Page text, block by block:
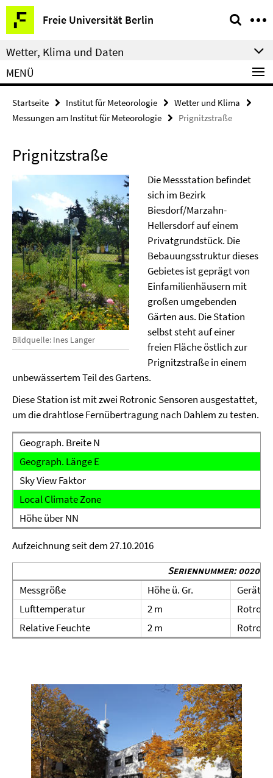
Springe
direkt
zu
Inhalt
Freie Universität Berlin
Service-
Navigation
Wetter, Klima und Daten
MENÜ
Startseite Institut für Meteorologie
Wetter und Klima
Messungen am Institut für Meteorologie
Prignitzstraße
Prignitzstraße
Bildquelle: Ines Langer
Die Messstation befindet
sich im Bezirk
Biesdorf/Marzahn-
Hellersdorf auf einem
Privatgrundstück. Die
Bebauungsstruktur dieses
Gebietes ist geprägt von
Einfamilienhäusern mit
großen umgebenden
Gärten aus. Die Station
selbst steht auf einer
freien Fläche östlich zur
Prignitzstraße in einem
unbewässertem Teil des Gartens.
Diese Station ist mit zwei Rotronic Sensoren ausgestattet,
um die drahtlose Fernübertragung nach Dahlem zu testen.
Geograph. Breite N
Geograph. Länge E
Sky View Faktor
Local Climate Zone
Höhe über NN
Aufzeichnung seit dem 27.10.2016
Seriennummer:
Messgröße
Höhe ü. Gr.
Gerät
Lufttemperatur
2 m
Relative Feuchte
2 m